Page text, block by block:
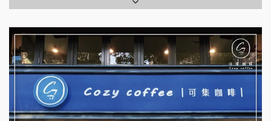
台灣G湯加盟說明會
彭富貴加盟說明會
NU PASTA義大利麵加盟說明會
潮鍋癮加盟說明會
拉亞漢堡加盟說明會
杜芳子古味茶鋪加盟說明會
優握握×酸奶大獅加盟說明會
冬城門加盟說明會